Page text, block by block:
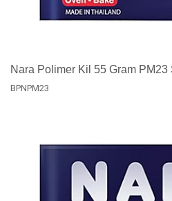
Nara Polimer Kil 55 Gram PM23
BPNPM23